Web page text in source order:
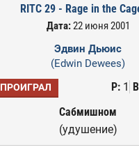
RITC 29 - Rage in the
Дата:22 июня 2001
Эдвин Дьюис
(Edwin Dewees)
ПРОИГРАЛ Р:1
Сабмишном
(удушение)